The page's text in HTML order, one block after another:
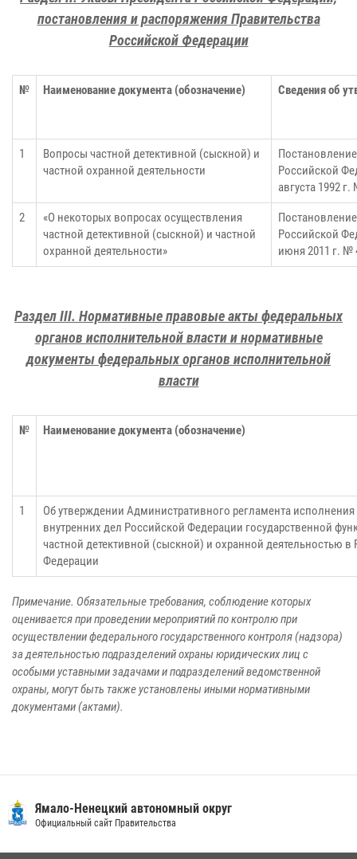
постановления и распоряжения Правительства
Российской Федерации
№ Наименование документа (обозначение) Сведения об
1
Вопросы частной детективной (сыскной) и
частной охранной деятельности
Российской
августа 1992
2
«О некоторых вопросах осуществления
частной детективной (сыскной) и частной
охранной деятельности»
Российской
июня 2011 г. №
Раздел III. Нормативные правовые акты федеральных
органов исполнительной власти и нормативные
документы федеральных органов исполнительной
власти
№ Наименование документа (обозначение)
1
Об утверждении Административного регламента
внутренних дел Российской Федерации государственной
частной детективной (сыскной) и охранной деятельностью в
Федерации
Примечание. Обязательные требования, соблюдение которых
оценивается при проведении мероприятий по контролю при
осуществлении федерального государственного контроля (надзора)
за деятельностью подразделений охраны юридических лиц с
особыми уставными задачами и подразделений ведомственной
охраны, могут быть также установлены иными нормативными
документами (актами).
Ямало-Ненецкий автономный округ
Официальный сайт Правительства